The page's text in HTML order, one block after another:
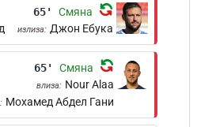
65' Смяна
излиза: Джон Ебука
65' Смяна
влиза: Nour Alaa
Мохамед Абдел Гани